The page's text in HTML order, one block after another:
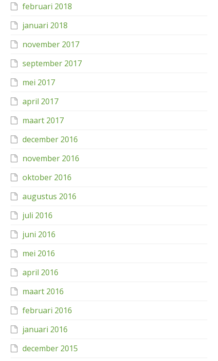
februari 2018
januari 2018
november 2017
september 2017
mei 2017
april 2017
maart 2017
december 2016
november 2016
oktober 2016
augustus 2016
juli 2016
juni 2016
mei 2016
april 2016
maart 2016
februari 2016
januari 2016
december 2015